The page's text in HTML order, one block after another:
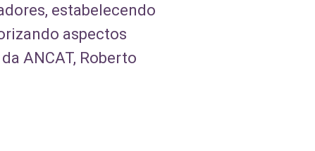
estabelecendo
aspectos
ANCAT, Roberto